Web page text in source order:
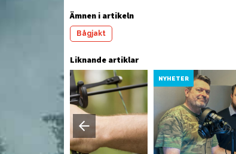
Ämnen i artikeln
Bågjakt
Liknande artiklar
NYHETER